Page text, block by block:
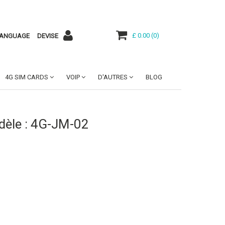
DEVISE £ 0.00 (0)
4G SIM CARDS VOIP D'AUTRES BLOG
: 4G-JM-02